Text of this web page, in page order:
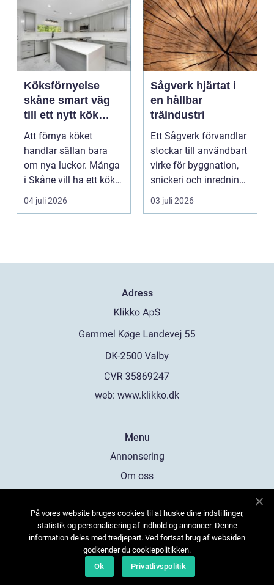
Köksförnyelse
skåne smart väg
till ett nytt kök
utan helrenovering
Att förnya köket
handlar sällan bara
om nya luckor. Många
i Skåne vill ha ett kök
som fungerar bättr...
04 juli 2026
Sågverk hjärtat i
en hållbar
träindustri
Ett Sågverk förvandlar
stockar till användbart
virke för byggnation,
snickeri och inredning.
Här möt...
03 juli 2026
Adress
web: www.klikko.dk
Menu
Annonsering
Om oss
Kontakta oss
Sitemap
På vores website bruges cookies til at huske dine indstillinger,
statistik og personalisering af indhold og annoncer. Denne
information deles med tredjepart. Ved fortsat brug af websiden
godkender du cookiepolitikken.
Ok
Privatlivspolitik